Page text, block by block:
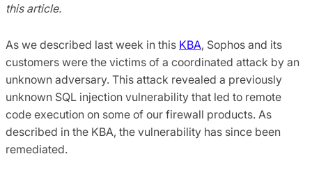
this article.
As we described last week in this KBA, Sophos and its
customers were the victims of a coordinated attack by an
unknown adversary. This attack revealed a previously
unknown SQL injection vulnerability that led to remote
code execution on some of our firewall products. As
described in the KBA, the vulnerability has since been
remediated.